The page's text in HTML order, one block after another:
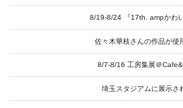
南関東・甲信
アートサポートセ
社会福祉法人みぬ
8/19-8/24 『17th. ampかわい
佐々木華枝さんの作品が使
8/7-8/16 工房集展＠
埼玉スタジアムに展示さ